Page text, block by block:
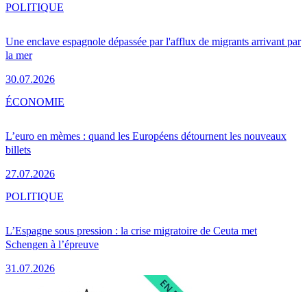
Une enclave espagnole dépassée par l'afflux de migrants arrivant par
la mer
30.07.2026
POLITIQUE
L’euro en mèmes : quand les Européens détournent les nouveaux
billets
27.07.2026
ÉCONOMIE
L’Espagne sous pression : la crise migratoire de Ceuta met
Schengen à l’épreuve
31.07.2026
POLITIQUE